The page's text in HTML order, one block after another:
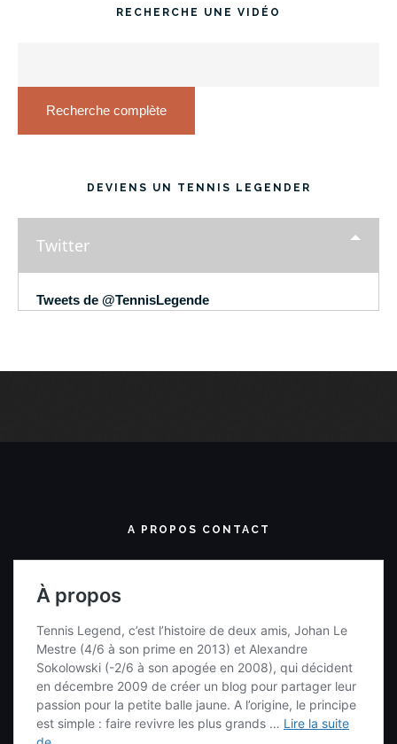
RECHERCHE UNE VIDÉO
Recherche complète
DEVIENS UN TENNIS LEGENDER
Twitter
Tweets de @TennisLegende
A PROPOS CONTACT